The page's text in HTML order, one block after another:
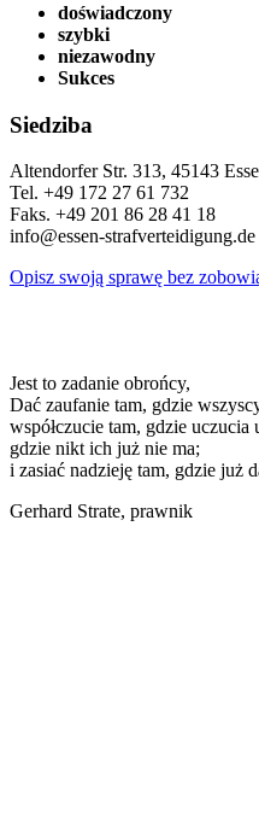
doświadczony
szybki
niezawodny
Sukces
Siedziba
Altendorfer Str. 313, 45143
Tel. +49 172 27 61 732
Faks. +49 201 86 28 41 18
info@essen-strafverteidigung.de
Opisz swoją sprawę bez
Jest to zadanie obrońcy,
Dać zaufanie tam, gdzie
współczucie tam, gdzie uczucia
gdzie nikt ich już nie ma;
i zasiać nadzieję tam, gdzie już
Gerhard Strate, prawnik